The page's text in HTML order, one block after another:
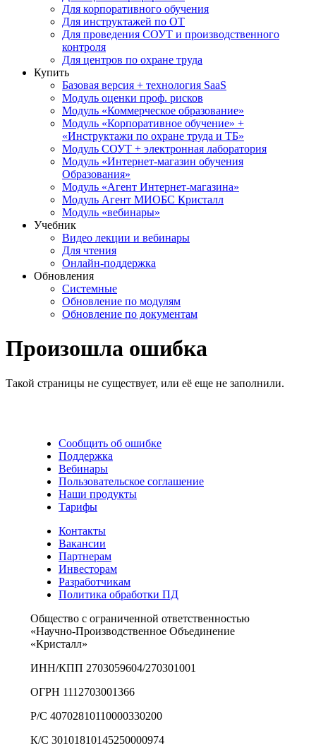
Для корпоративного обучения
Для инструктажей по ОТ
Для проведения СОУТ и производственного
контроля
Для центров по охране труда
Купить
Базовая версия + технология SaaS
Модуль оценки проф. рисков
Модуль «Коммерческое образование»
Модуль «Корпоративное обучение» +
«Инструктажи по охране труда и ТБ»
Модуль СОУТ + электронная лаборатория
Модуль «Интернет-магазин обучения
Образования»
Модуль «Агент Интернет-магазина»
Модуль Агент МИОБС Кристалл
Модуль «вебинары»
Учебник
Видео лекции и вебинары
Для чтения
Онлайн-поддержка
Обновления
Системные
Обновление по модулям
Обновление по документам
Произошла ошибка
Такой страницы не существует, или её еще не заполнили.
Сообщить об ошибке
Поддержка
Вебинары
Пользовательское соглашение
Наши продукты
Тарифы
Контакты
Вакансии
Партнерам
Инвесторам
Разработчикам
Политика обработки ПД
Общество с ограниченной ответственностью
«Научно-Производственное Объединение
«Кристалл»
ИНН/КПП 2703059604/270301001
ОГРН 1112703001366
Р/С 40702810110000330200
К/С 30101810145250000974